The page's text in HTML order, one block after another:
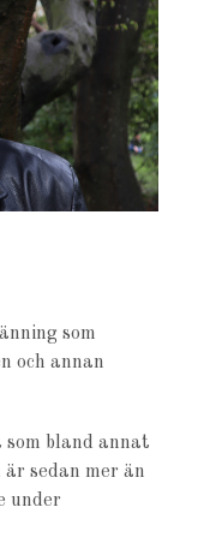
som
och annan
bland annat
sedan mer än
under